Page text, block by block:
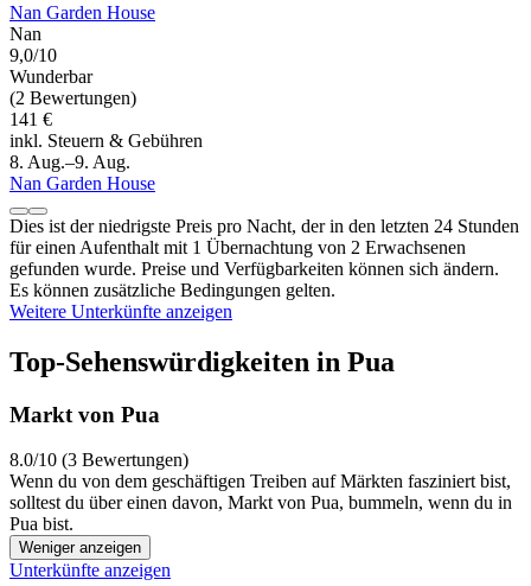
Nan Garden House
Nan
9,0/10
Wunderbar
(2 Bewertungen)
141 €
inkl. Steuern & Gebühren
8. Aug.–9. Aug.
Nan Garden House
Dies ist der niedrigste Preis pro Nacht, der in den letzten 24 Stunden
für einen Aufenthalt mit 1 Übernachtung von 2 Erwachsenen
gefunden wurde. Preise und Verfügbarkeiten können sich ändern.
Es können zusätzliche Bedingungen gelten.
Weitere Unterkünfte anzeigen
Top-Sehenswürdigkeiten in Pua
Markt von Pua
8.0/10 (3 Bewertungen)
Wenn du von dem geschäftigen Treiben auf Märkten fasziniert bist,
solltest du über einen davon, Markt von Pua, bummeln, wenn du in
Pua bist.
Weniger anzeigen
Unterkünfte anzeigen